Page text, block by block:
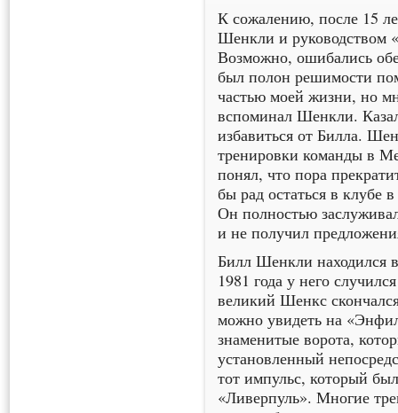
К сожалению, после 15
Шенкли и руководством
Возможно, ошибались
был полон решимости
частью моей жизни, но
вспоминал Шенкли.
избавиться от Билла.
тренировки команды в
понял, что пора
бы рад остаться в клубе
Он полностью
и не получил
Билл Шенкли находился
1981 года у него
великий Шенкс
можно увидеть на
знаменитые ворота,
установленный
тот импульс, который
«Ливерпуль». Многие